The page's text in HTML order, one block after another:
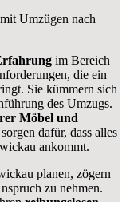
Umzügen nach
im Bereich
die ein
Sie kümmern sich
des Umzugs.
Möbel und
dafür, dass alles
ankommt.
planen, zögern
zu nehmen.